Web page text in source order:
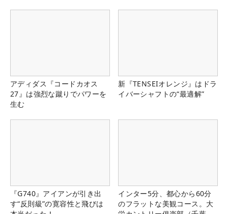
アディダス『コードカオス
27』は強烈な蹴りでパワーを
生む
新『TENSEIオレンジ』はドラ
イバーシャフトの“最適解”
『G740』アイアンが引き出
す“反則級”の寛容性と飛びは
インター5分、都心から60分
のフラットな美観コース。大